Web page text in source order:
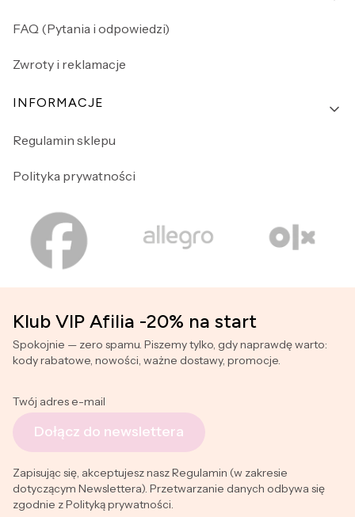
FAQ (Pytania i odpowiedzi)
Zwroty i reklamacje
INFORMACJE
Regulamin sklepu
Polityka prywatności
Klub VIP Afilia -20% na start
Spokojnie — zero spamu. Piszemy tylko, gdy naprawdę warto:
kody rabatowe, nowości, ważne dostawy, promocje.
Twój adres e-mail
Dołącz do newslettera
Zapisując się, akceptujesz nasz Regulamin (w zakresie
dotyczącym Newslettera). Przetwarzanie danych odbywa się
zgodnie z Polityką prywatności.